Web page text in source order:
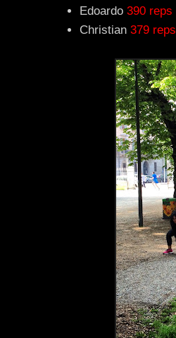
Edoardo 390 reps
Christian 379 reps